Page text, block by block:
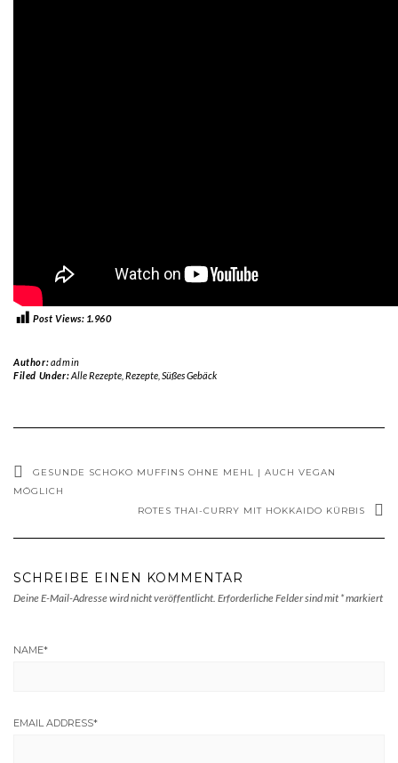
Post Views: 1.960
Author:admin
Filed Under:Alle Rezepte, Rezepte, Süßes Gebäck
GESUNDE SCHOKO MUFFINS OHNE MEHL | AUCH VEGAN
MÖGLICH
ROTES THAI-CURRY MIT HOKKAIDO KÜRBIS
SCHREIBE EINEN KOMMENTAR
Deine E-Mail-Adresse wird nicht veröffentlicht. Erforderliche Felder sind mit *markiert
NAME*
EMAIL ADDRESS*